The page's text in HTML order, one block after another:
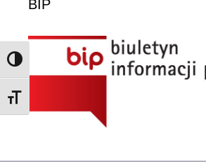
Toggle High Contrast
Toggle Font size
BIP